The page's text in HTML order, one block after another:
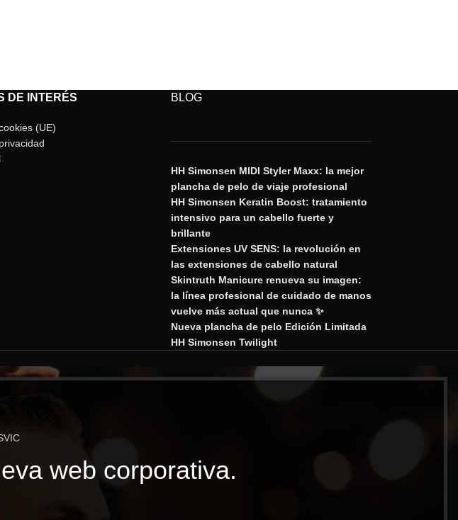
DE INTERÉS
(UE)
BLOG
HH Simonsen MIDI Styler Maxx: la mejor
plancha de pelo de viaje profesional
HH Simonsen Keratin Boost: tratamiento
intensivo para un cabello fuerte y
brillante
Extensiones UV SENS: la revolución en
las extensiones de cabello natural
Skintruth Manicure renueva su imagen:
la línea profesional de cuidado de manos
vuelve más actual que nunca ✨
Nueva plancha de pelo Edición Limitada
HH Simonsen Twilight
web corporativa.